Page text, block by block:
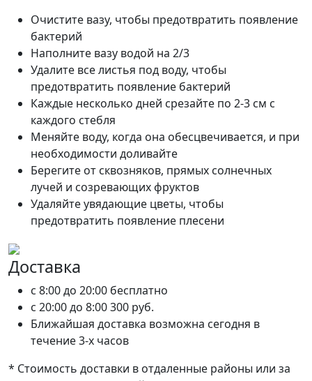
Очистите вазу, чтобы предотвратить появление
бактерий
Наполните вазу водой на 2/3
Удалите все листья под воду, чтобы
предотвратить появление бактерий
Каждые несколько дней срезайте по 2-3 см с
каждого стебля
Меняйте воду, когда она обесцвечивается, и при
необходимости доливайте
Берегите от сквозняков, прямых солнечных
лучей и созревающих фруктов
Удаляйте увядающие цветы, чтобы
предотвратить появление плесени
Доставка
c 8:00 до 20:00 бесплатно
c 20:00 до 8:00300 руб.
Ближайшая доставка возможна сегодня в
течение 3-х часов
* Стоимость доставки в отдаленные районы или за